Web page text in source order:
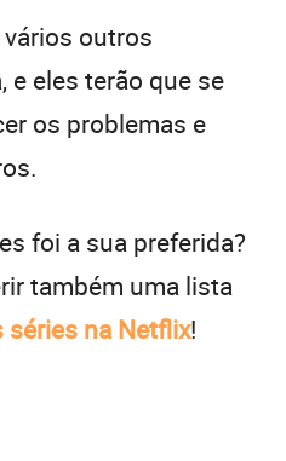
outros
e eles terão que se
os problemas e
foi a sua preferida?
também uma lista
séries na Netflix!